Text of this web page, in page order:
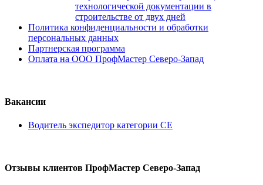
технологической документации в
строительстве от двух дней
Политика конфиденциальности и обработки
персональных данных
Партнерская программа
Оплата на ООО ПрофМастер Северо-Запад
Вакансии
Водитель экспедитор категории СЕ
Отзывы клиентов ПрофМастер Северо-Запад